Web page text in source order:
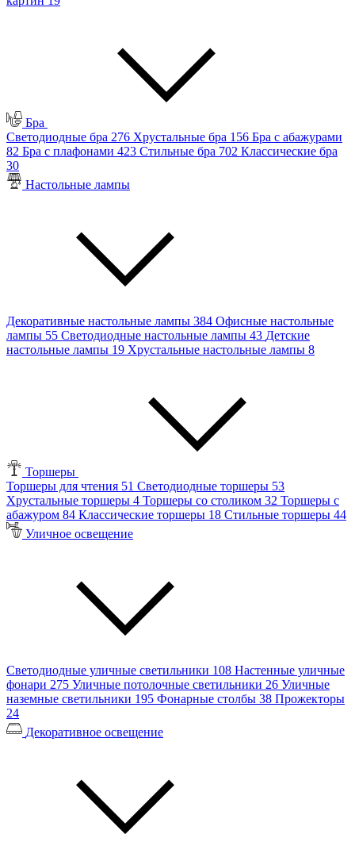
Бра
Светодиодные бра 276 Хрустальные бра 156 Бра с абажурами
82 Бра с плафонами 423 Стильные бра 702 Классические бра
30
Настольные лампы
Декоративные настольные лампы 384 Офисные настольные
лампы 55 Светодиодные настольные лампы 43 Детские
настольные лампы 19 Хрустальные настольные лампы 8
Торшеры
Торшеры для чтения 51 Светодиодные торшеры 53
Хрустальные торшеры 4 Торшеры со столиком 32 Торшеры с
абажуром 84 Классические торшеры 18 Стильные торшеры 44
Уличное освещение
Светодиодные уличные светильники 108 Настенные уличные
фонари 275 Уличные потолочные светильники 26 Уличные
наземные светильники 195 Фонарные столбы 38 Прожекторы
24
Декоративное освещение